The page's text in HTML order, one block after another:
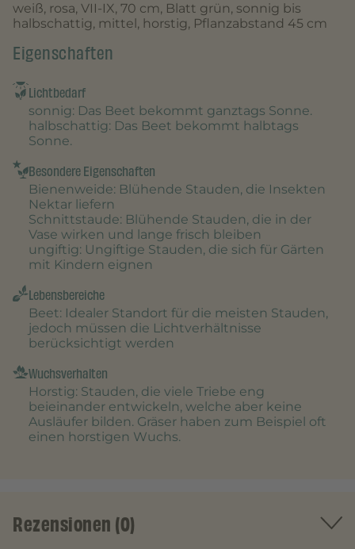
weiß, rosa, VII-IX, 70 cm, Blatt grün, sonnig bis
halbschattig, mittel, horstig, Pflanzabstand 45 cm
Eigenschaften
Lichtbedarf
sonnig: Das Beet bekommt ganztags Sonne.
halbschattig: Das Beet bekommt halbtags
Sonne.
Besondere Eigenschaften
Bienenweide: Blühende Stauden, die Insekten
Nektar liefern
Schnittstaude: Blühende Stauden, die in der
Vase wirken und lange frisch bleiben
ungiftig: Ungiftige Stauden, die sich für Gärten
mit Kindern eignen
Lebensbereiche
Beet: Idealer Standort für die meisten Stauden,
jedoch müssen die Lichtverhältnisse
berücksichtigt werden
Wuchsverhalten
Horstig: Stauden, die viele Triebe eng
beieinander entwickeln, welche aber keine
Ausläufer bilden. Gräser haben zum Beispiel oft
einen horstigen Wuchs.
Rezensionen (0)